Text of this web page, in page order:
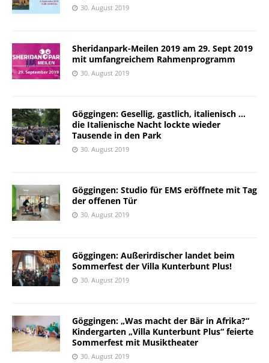
30. August 2019
Sheridanpark-Meilen 2019 am 29. Sept 2019
mit umfangreichem Rahmenprogramm
30. August 2019
Göggingen: Gesellig, gastlich, italienisch …
die Italienische Nacht lockte wieder
Tausende in den Park
30. August 2019
Göggingen: Studio für EMS eröffnete mit Tag
der offenen Tür
30. August 2019
Göggingen: Außerirdischer landet beim
Sommerfest der Villa Kunterbunt Plus!
30. August 2019
Göggingen: „Was macht der Bär in Afrika?“
Kindergarten „Villa Kunterbunt Plus“ feierte
Sommerfest mit Musiktheater
30. August 2019